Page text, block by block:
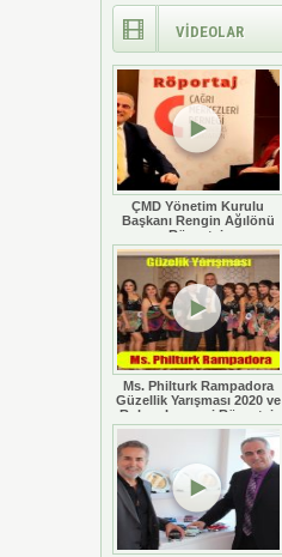
VİDEOLAR
ÇMD Yönetim Kurulu
Başkanı Rengin Ağılönü
Röportajı
Ms. Philturk Rampadora
Güzellik Yarışması 2020 ve
Rohan Legaspi Röportajı